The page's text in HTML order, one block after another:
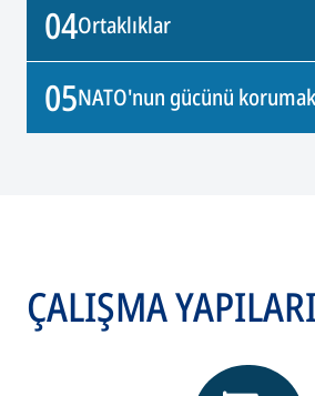
04Ortaklıklar
05NATO'nun gücünü korumak
ÇALIŞMA YAPILARI